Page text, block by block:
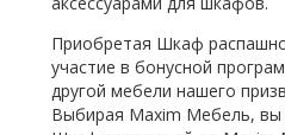
Приобретая Шкаф
участие в бонусной
другой мебели нашего
Выбирая Maxim Мебель, вы